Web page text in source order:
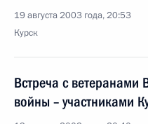
19 августа 2003 года, 20:53
Курск
Встреча с ветеранами
войны – участниками